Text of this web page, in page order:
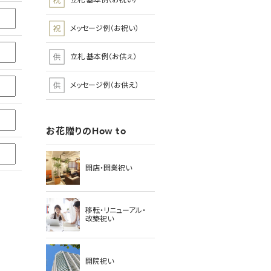
メッセージ例（お祝い）
立札 基本例（お供え）
メッセージ例（お供え）
お花贈りのHow to
開店・開業祝い
移転・リニューアル・
改築祝い
開院祝い